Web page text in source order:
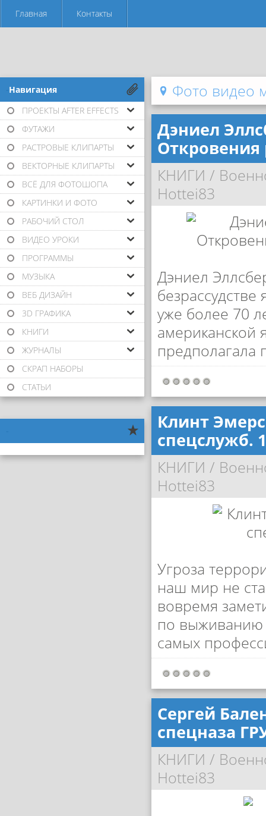
Главная Контакты
-Навигация
ПРОЕКТЫ AFTER EFFECTS
ФУТАЖИ
РАСТРОВЫЕ КЛИПАРТЫ
ВЕКТОРНЫЕ КЛИПАРТЫ
ВСЁ ДЛЯ ФОТОШОПА
КАРТИНКИ И ФОТО
РАБОЧИЙ СТОЛ
ВИДЕО УРОКИ
ПРОГРАММЫ
МУЗЫКА
ВЕБ ДИЗАЙН
3D ГРАФИКА
КНИГИ
ЖУРНАЛЫ
СКРАП НАБОРЫ
СТАТЬИ
Фото видео
Дэниел
Откровения
КНИГИ /
Hottei83
Дэниел
уже более 70
американской
предполагала
Клинт
спецслужб.
КНИГИ /
Hottei83
Угроза
наш мир не
вовремя
по выживанию
самых
Сергей
спецназа
КНИГИ /
Hottei83